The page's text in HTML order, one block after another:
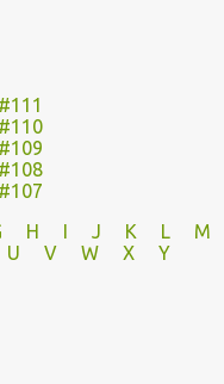
H I J K L
M
U V
W X Y